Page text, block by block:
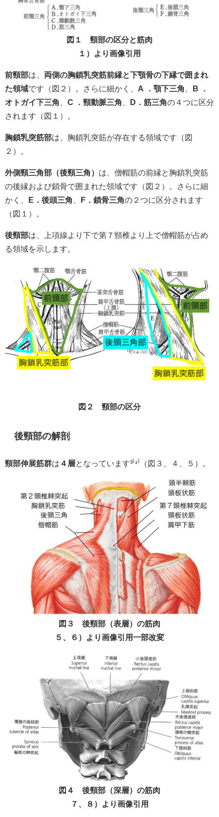
図１ 頸部の区分と筋肉
１）より画像引用
前頸部は、 両側の胸鎖乳突筋前縁と下顎骨の下縁で囲まれ
た領域です（図２）。さらに細かく、 A ．顎下三角
B ．
オトガイ下三角
C ．頸動脈三角 D．筋三角の４つに区分
されます（図１）。
胸鎖乳突筋部は、胸鎖乳突筋が存在する領域です（図
２）。
外側頸三角部（後頸三角） は、僧帽筋の前縁と胸鎖乳突筋
の後縁および鎖骨で囲まれた領域です（図２）。さらに細
かく、
E．後頭三角 F．鎖骨三角の２つに区分されます
（図１）。
後頸部は、上項線より下で第７頸椎より上で僧帽筋が占め
る領域を示します。
図２ 頸部の区分
後頸部の解剖
頸部伸展筋群は ４層となっています³⁾⁴⁾（図３、４、５）。
図３ 後頸部（表層）の筋肉
５、６）より画像引用一部改変
図４ 後頸部（深層）の筋肉
７、８）より画像引用